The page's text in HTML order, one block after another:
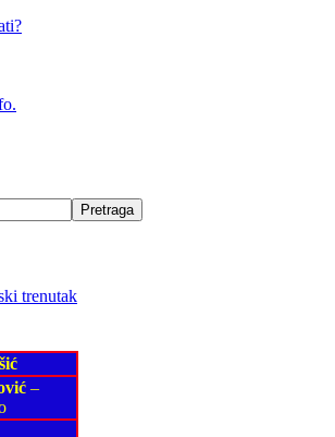
–